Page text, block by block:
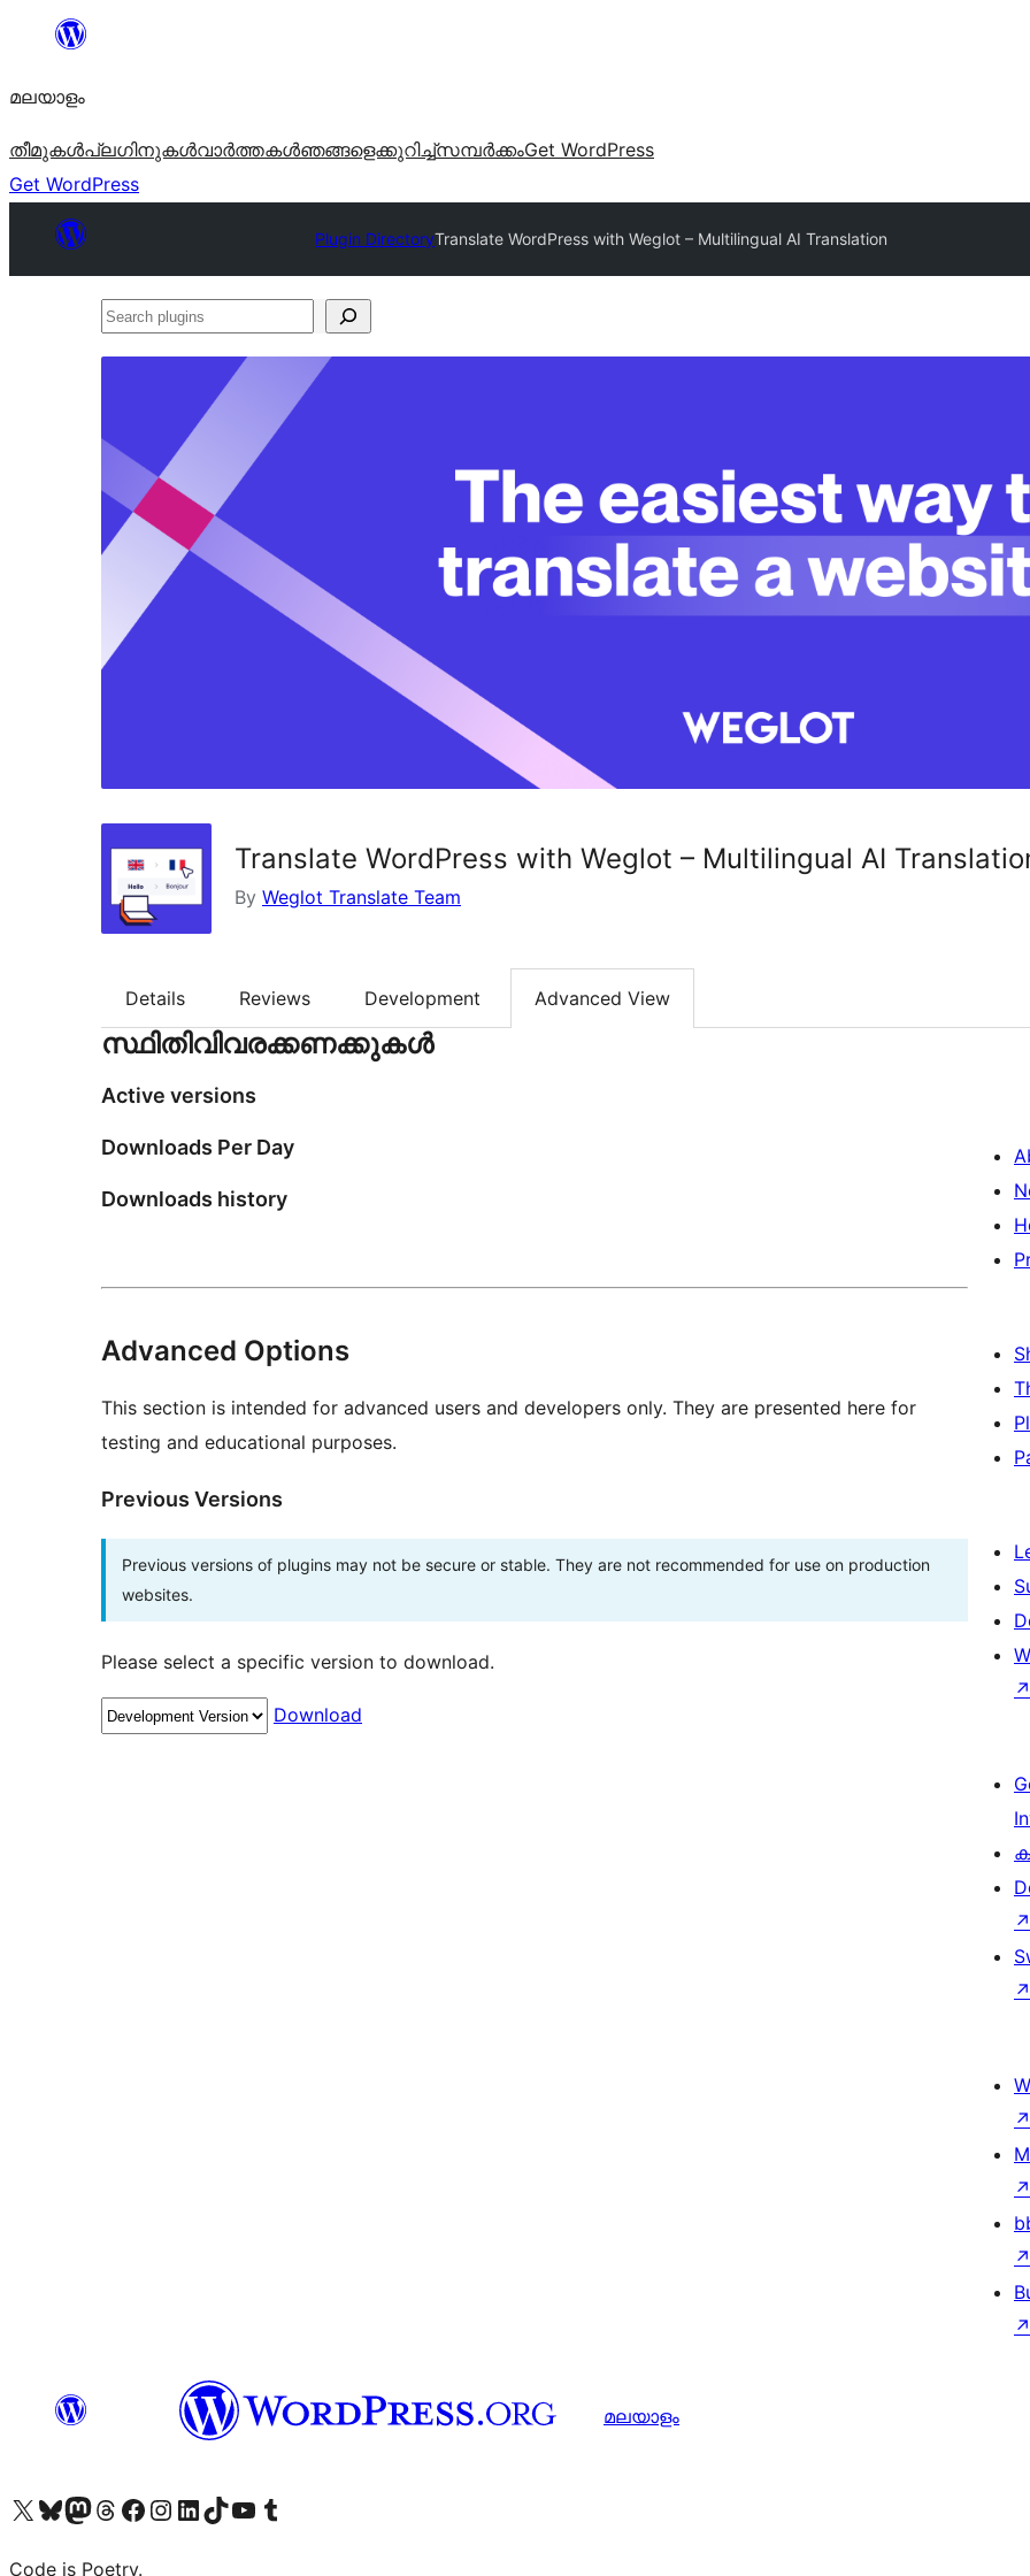
ഉള്ളടക്കത്തിലേക്ക്
മലയാളം
തീമുകൾപ്ലഗിനുകൾവാര്‍ത്തകള്‍ഞങ്ങളെക്കുറിച്ച്സമ്പര്‍ക്കംGet WordPress
Get WordPress
Plugin DirectoryTranslate WordPress with Weglot – Multilingual AI Translation
Search
Translate WordPress with Weglot – Multilingual AI
By Weglot Translate Team
Details Reviews Development Advanced View
സ്ഥിതിവിവരക്കണക്കുകള്‍
Active versions
Downloads Per Day
Downloads history
Advanced Options
This section is intended for advanced users and developers only. They are presented here for
testing and educational purposes.
Previous Versions
Previous versions of plugins may not be secure or stable. They are not recommended for use on production
websites.
Please select a specific version to download.
Download
↗
↗
↗
↗
↗
↗
↗
മലയാളം
Visit our X (formerly Twitter) account
ഞങ്ങളുടെ ബ്ലൂസ്കൈ അക്കൗണ്ട് സന്ദർശിക്കുക
Visit our Mastodon account
ഞങ്ങളുടെ ത്രെഡ്സ് അക്കൗണ്ട് സന്ദർശിക്കുക
Visit our Facebook page
Visit our Instagram account
Visit our LinkedIn account
ഞങ്ങളുടെ ടിക് ടോക് അക്കൗണ്ട് സന്ദർശിക്കുക
Visit our YouTube channel
ഞങ്ങളുടെ ടംബ്ലർ അക്കൗണ്ട് സന്ദർശിക്കുക
Code is Poetry.